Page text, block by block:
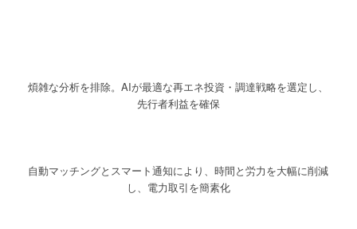
煩雑な分析を排除。AIが最適な再エネ投資・調達戦略を選定し、
先行者利益を確保
自動マッチングとスマート通知により、時間と労力を大幅に削減
し、電力取引を簡素化